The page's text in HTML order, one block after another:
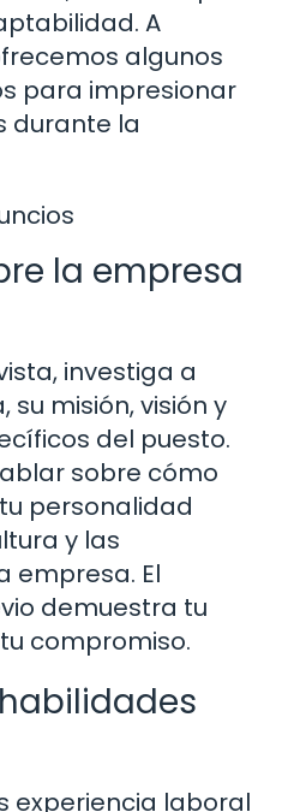
A
algunos
para impresionar
durante la
la empresa
investiga a
misión, visión y
del puesto.
sobre cómo
personalidad
y las
empresa. El
demuestra tu
compromiso.
experiencia laboral